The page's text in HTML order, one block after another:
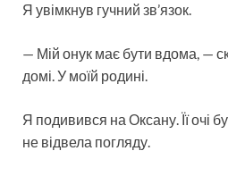
Я увімкнув гучний зв’язок.
— Мій онук має бути вдома, —
домі. У моїй родині.
Я подивився на Оксану. Її очі
не відвела погляду.